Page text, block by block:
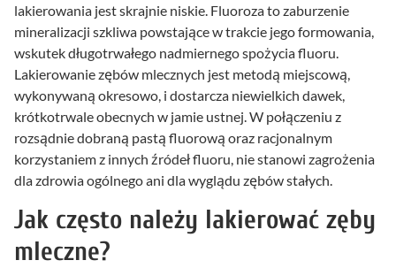
lakierowania jest skrajnie niskie. Fluoroza to zaburzenie
mineralizacji szkliwa powstające w trakcie jego formowania,
wskutek długotrwałego nadmiernego spożycia fluoru.
Lakierowanie zębów mlecznych jest metodą miejscową,
wykonywaną okresowo, i dostarcza niewielkich dawek,
krótkotrwale obecnych w jamie ustnej. W połączeniu z
rozsądnie dobraną pastą fluorową oraz racjonalnym
korzystaniem z innych źródeł fluoru, nie stanowi zagrożenia
dla zdrowia ogólnego ani dla wyglądu zębów stałych.
Jak często należy lakierować zęby
mleczne?